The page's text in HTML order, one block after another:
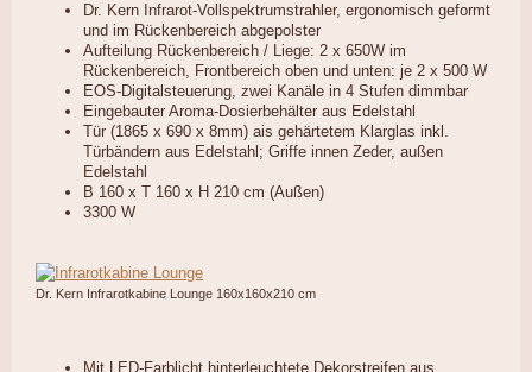
Dr. Kern Infrarot-Vollspektrumstrahler, ergonomisch geformt
und im Rückenbereich abgepolster
Aufteilung Rückenbereich / Liege: 2 x 650W im
Rückenbereich, Frontbereich oben und unten: je 2 x 500 W
EOS-Digitalsteuerung, zwei Kanäle in 4 Stufen dimmbar
Eingebauter Aroma-Dosierbehälter aus Edelstahl
Tür (1865 x 690 x 8mm) ais gehärtetem Klarglas inkl.
Türbändern aus Edelstahl; Griffe innen Zeder, außen
Edelstahl
B 160 x T 160 x H 210 cm (Außen)
3300 W
Dr. Kern Infrarotkabine Lounge 160x160x210 cm
Mit LED-Farblicht hinterleuchtete Dekorstreifen aus